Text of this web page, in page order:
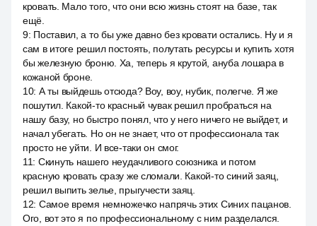
кровать. Мало того, что они всю жизнь стоят на базе, так
ещё.
9: Поставил, а то бы уже давно без кровати остались. Ну и я
сам в итоге решил постоять, полутать ресурсы и купить хотя
бы железную броню. Ха, теперь я крутой, ануба лошара в
кожаной броне.
10: А ты выйдешь отсюда? Воу, воу, нубик, полегче. Я же
пошутил. Какой-то красный чувак решил пробраться на
нашу базу, но быстро понял, что у него ничего не выйдет, и
начал убегать. Но он не знает, что от профессионала так
просто не уйти. И все-таки он смог.
11: Скинуть нашего неудачливого союзника и потом
красную кровать сразу же сломали. Какой-то синий заяц,
решил выпить зелье, прыгучести заяц.
12: Самое время немножечко напрячь этих Синих пацанов.
Ого, вот это я по профессиональному с ним разделался.